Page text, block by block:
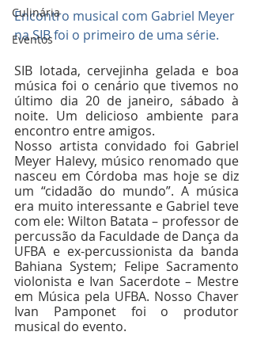
Culinária
Eventos
Encontro musical com Gabriel Meyer
na SIB foi o primeiro de uma série.
SIB lotada, cervejinha gelada e boa
música foi o cenário que tivemos no
último dia 20 de janeiro, sábado à
noite. Um delicioso ambiente para
encontro entre amigos.
Nosso artista convidado foi Gabriel
Meyer Halevy, músico renomado que
nasceu em Córdoba mas hoje se diz
um “cidadão do mundo”. A música
era muito interessante e Gabriel teve
com ele: Wilton Batata – professor de
percussão da Faculdade de Dança da
UFBA e ex-percussionista da banda
Bahiana System; Felipe Sacramento
violonista e Ivan Sacerdote – Mestre
em Música pela UFBA. Nosso Chaver
Ivan Pamponet foi o produtor
musical do evento.